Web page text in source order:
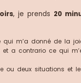
, je prends 20
qui m’a donné de la
et a contrario ce qui
ou deux situations et